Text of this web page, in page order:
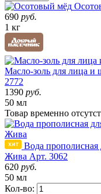
690 руб.
1 кг
Масло-золь для лица
2772
1390 руб.
50 мл
Товар временно
Вода
Жива Арт. 3062
620 руб.
50 мл
Кол-во: